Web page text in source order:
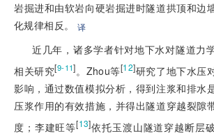
岩掘进和由软岩向硬岩掘进时隧道拱顶和边
化规律相反。 译
近几年，诸多学者针对地下水对隧道力
相关研究[9-11]。Zhou等[12]研究了地下水压
影响，通过数值模拟分析，得到注浆和排水
压浆作用的有效措施，并得出隧道穿越裂隙
度；李建旺等[13]依托玉渡山隧道穿越断层